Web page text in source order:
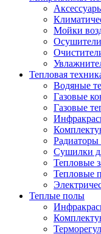
Мойки
Осушители
Тепловая
Водяные
Газовые
Газовые
Радиаторы
Сушилки
Тепловые
Тепловые
Теплые полы